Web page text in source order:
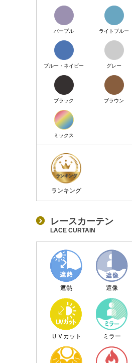
パープル ライトブルー
ブルー・ネイビー グレー
ブラック ブラウン
ミックス
ランキング
レースカーテン
LACE CURTAIN
遮熱 遮像
ＵＶカット ミラー